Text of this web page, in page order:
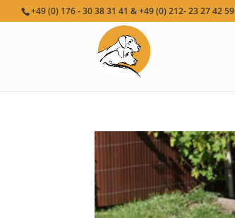
+49 (0) 176 - 30 38 31 41 & +49 (0) 212- 23 27 42 59